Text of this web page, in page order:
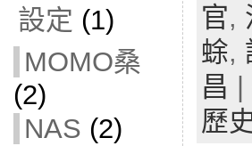
設定 (1)
MOMO桑
(2)
NAS (2)
官,
蜍,
昌
歷